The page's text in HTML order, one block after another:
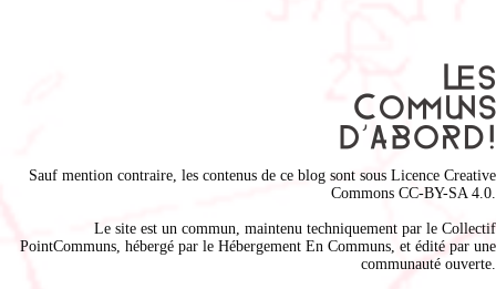
Sauf mention contraire, les contenus de ce blog sont sous Licence Creative
Commons CC-BY-SA 4.0
Le site est un commun, maintenu techniquement par le Collectif
PointCommuns , hébergé par le Hébergement En Communs , et édité par une
communauté ouverte.